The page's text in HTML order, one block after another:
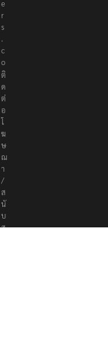
e
r
s
.
c
o
ติ
ด
ต่
อ
โ
ฆ
ษ
ณ
า
/
ส
นั
บ
ส